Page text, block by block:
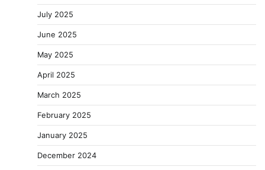
July 2025
June 2025
May 2025
April 2025
March 2025
February 2025
January 2025
December 2024